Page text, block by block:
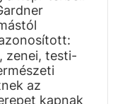
zenei, testi-
az
kapnak